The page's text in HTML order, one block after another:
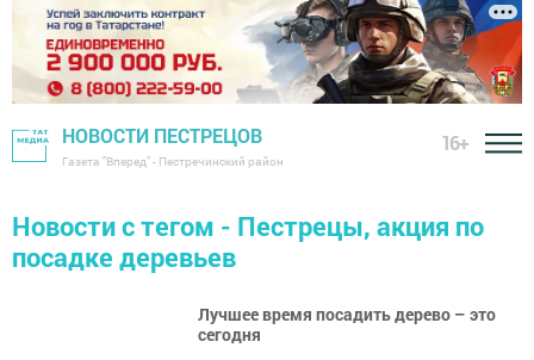
НОВОСТИ ПЕСТРЕЦОВ
Газета "Вперед" - Пестречинский район
16+
Новости с тегом - Пестрецы, акция по
посадке деревьев
Лучшее время посадить дерево – это
сегодня